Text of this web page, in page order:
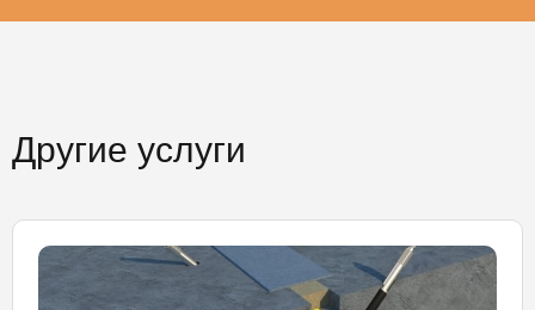
Другие услуги